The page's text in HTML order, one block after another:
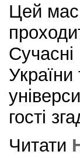
Цей
Сучасні
гості
Читати